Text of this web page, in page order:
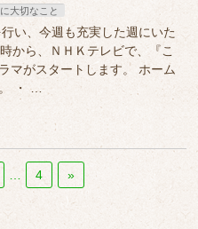
大切なこと
い、今週も充実した週にいた
から、ＮＨＫテレビで、『こ
マがスタートします。 ホーム
。 ・ …
4 »